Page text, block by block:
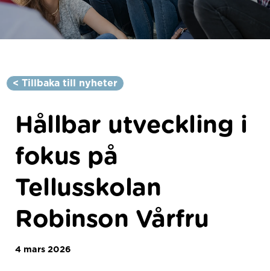
< Tillbaka till nyheter
Hållbar utveckling i
fokus på
Tellusskolan
Robinson Vårfru
4 mars 2026